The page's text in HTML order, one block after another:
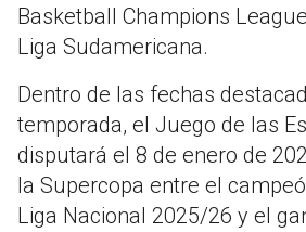
Basketball Champions
Liga Sudamericana.
Dentro de las fechas
temporada, el Juego de las
disputará el 8 de enero de
la Supercopa entre el
Liga Nacional 2025/26 y el